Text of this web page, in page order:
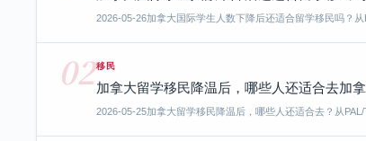
2026-05-26加拿大国际学生人数下降后还适合留学移民吗？从
02移民
加拿大留学移民降温后，哪些人还适合去加
2026-05-25加拿大留学移民降温后，哪些人还适合去？从PAL/